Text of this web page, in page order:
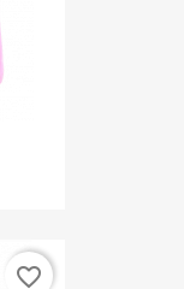
favorite_border